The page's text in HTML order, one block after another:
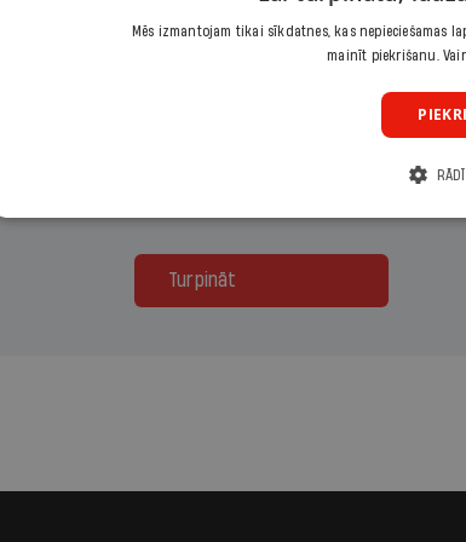
Lasi mājās vai piekļūsti visam žurnālaIr
Izvēlies
Gads
Turpināt
Mēs izmantojam tikai sīkdatnes, kas nepieciešamas
mainīt piekrišanu.